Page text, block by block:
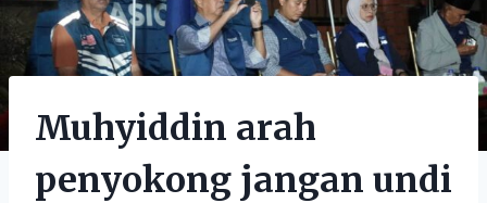
Muhyiddin arah
penyokong jangan undi